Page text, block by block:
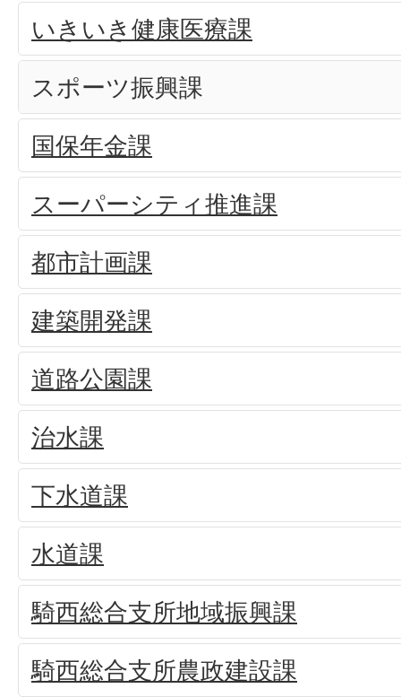
いきいき健康医療課
スポーツ振興課
国保年金課
スーパーシティ推進課
都市計画課
建築開発課
道路公園課
治水課
下水道課
水道課
騎西総合支所地域振興課
騎西総合支所農政建設課